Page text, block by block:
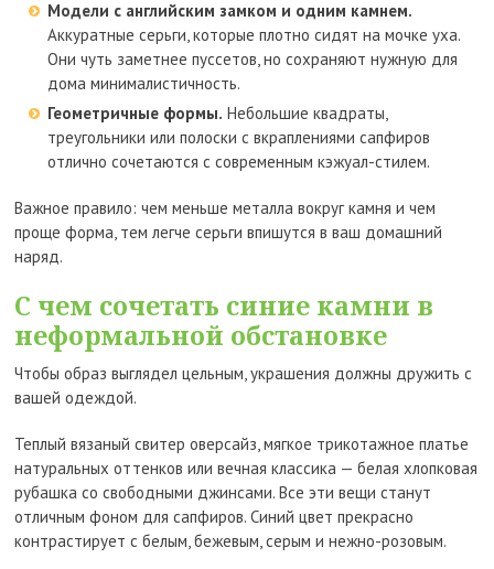
Модели с английским замком и одним камнем.
Аккуратные серьги, которые плотно сидят на мочке уха.
Они чуть заметнее пуссетов, но сохраняют нужную для
дома минималистичность.
Геометричные формы. Небольшие квадраты,
треугольники или полоски с вкраплениями сапфиров
отлично сочетаются с современным кэжуал-стилем.
Важное правило: чем меньше металла вокруг камня и чем
проще форма, тем легче серьги впишутся в ваш домашний
наряд.
С чем сочетать синие камни в
неформальной обстановке
Чтобы образ выглядел цельным, украшения должны дружить с
вашей одеждой.
Теплый вязаный свитер оверсайз, мягкое трикотажное платье
натуральных оттенков или вечная классика — белая хлопковая
рубашка со свободными джинсами. Все эти вещи станут
отличным фоном для сапфиров. Синий цвет прекрасно
контрастирует с белым, бежевым, серым и нежно-розовым.